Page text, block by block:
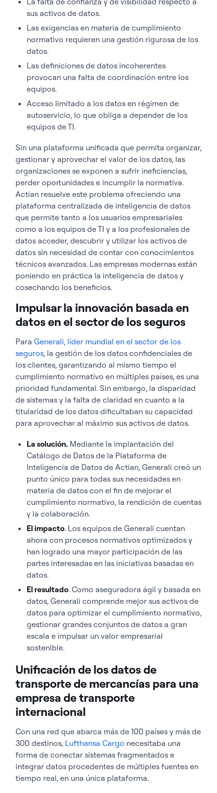
sus activos de datos.
Las exigencias en materia de cumplimiento
normativo requieren una gestión rigurosa de los
datos.
Las definiciones de datos incoherentes
provocan una falta de coordinación entre los
equipos.
Acceso limitado a los datos en régimen de
autoservicio, lo que obliga a depender de los
equipos de TI.
Sin una plataforma unificada que permita organizar,
gestionar y aprovechar el valor de los datos, las
organizaciones se exponen a sufrir ineficiencias,
perder oportunidades e incumplir la normativa.
Actian resuelve este problema ofreciendo una
plataforma centralizada de inteligencia de datos
que permite tanto a los usuarios empresariales
como a los equipos de TI y a los profesionales de
datos acceder, descubrir y utilizar los activos de
datos sin necesidad de contar con conocimientos
técnicos avanzados. Las empresas modernas están
poniendo en práctica la inteligencia de datos y
cosechando los beneficios.
Impulsar la innovación basada en
datos en el sector de los seguros
Para Generali, líder mundial en el sector de los
seguros, la gestión de los datos confidenciales de
los clientes, garantizando al mismo tiempo el
cumplimiento normativo en múltiples países, es una
prioridad fundamental. Sin embargo, la disparidad
de sistemas y la falta de claridad en cuanto a la
titularidad de los datos dificultaban su capacidad
para aprovechar al máximo sus activos de datos.
La solución. Mediante la implantación del
Catálogo de Datos de la Plataforma de
Inteligencia de Datos de Actian, Generali creó un
punto único para todas sus necesidades en
materia de datos con el fin de mejorar el
cumplimiento normativo, la rendición de cuentas
y la colaboración.
El impacto. Los equipos de Generali cuentan
ahora con procesos normativos optimizados y
han logrado una mayor participación de las
partes interesadas en las iniciativas basadas en
datos.
El resultado. Como aseguradora ágil y basada en
datos, Generali comprende mejor sus activos de
datos para optimizar el cumplimiento normativo,
gestionar grandes conjuntos de datos a gran
escala e impulsar un valor empresarial
sostenible.
Unificación de los datos de
transporte de mercancías para una
empresa de transporte
internacional
Con una red que abarca más de 100 países y más de
300 destinos, Lufthansa Cargo necesitaba una
forma de conectar sistemas fragmentados e
integrar datos procedentes de múltiples fuentes en
tiempo real, en una única plataforma.